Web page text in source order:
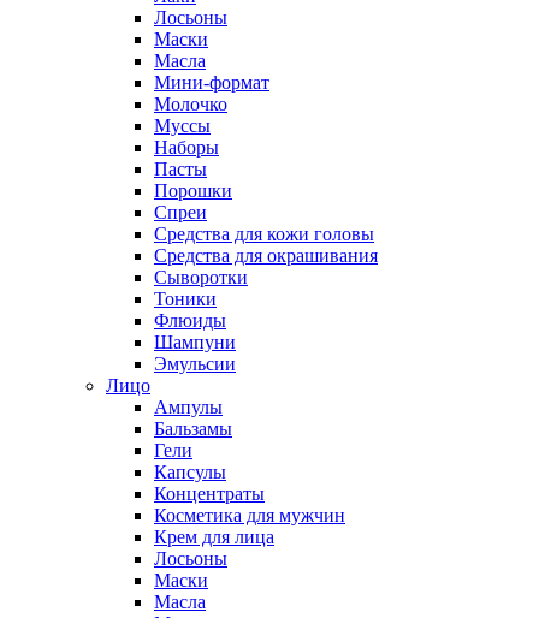
Лосьоны
Маски
Масла
Мини-формат
Молочко
Муссы
Наборы
Пасты
Порошки
Спреи
Средства для кожи головы
Средства для окрашивания
Сыворотки
Тоники
Флюиды
Шампуни
Эмульсии
Лицо
Ампулы
Бальзамы
Гели
Капсулы
Концентраты
Косметика для мужчин
Крем для лица
Лосьоны
Маски
Масла